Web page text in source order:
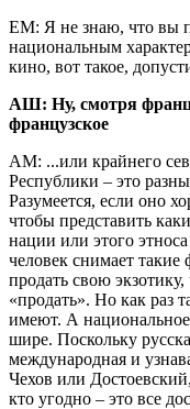
ЕМ: Я не знаю, что вы
национальным
кино, вот такое,
АШ: Ну, смотря
французское
АМ: ...или крайнего
Республики – это
Разумеется, если оно
чтобы представить
нации или этого
человек снимает
продать свою
«продать». Но как раз
имеют. А
шире. Поскольку
международная и
Чехов или
кто угодно – это все